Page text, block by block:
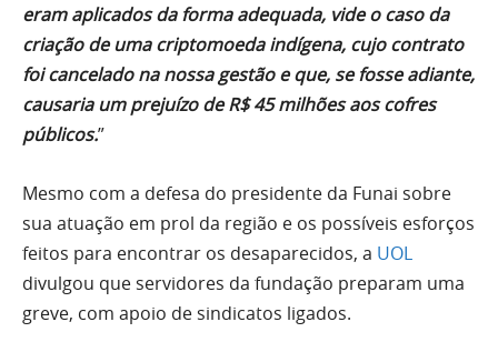
eram aplicados da forma adequada, vide o caso da
criação de uma criptomoeda indígena, cujo contrato
foi cancelado na nossa gestão e que, se fosse adiante,
causaria um prejuízo de R$ 45 milhões aos cofres
públicos.”
Mesmo com a defesa do presidente da Funai sobre
sua atuação em prol da região e os possíveis esforços
feitos para encontrar os desaparecidos, a UOL
divulgou que servidores da fundação preparam uma
greve, com apoio de sindicatos ligados.